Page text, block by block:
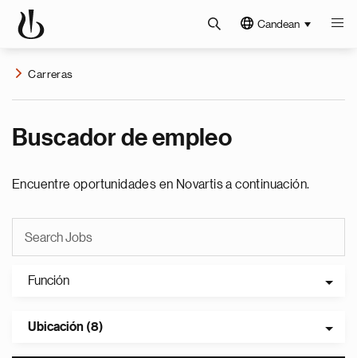
Candean
Carreras
Buscador de empleo
Encuentre oportunidades en Novartis a continuación.
Función
Ubicación (8)